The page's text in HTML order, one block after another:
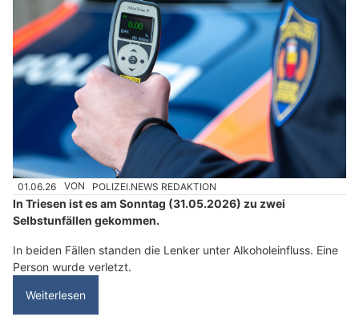
01.06.26 VON POLIZEI.NEWS REDAKTION
In Triesen ist es am Sonntag (31.05.2026) zu zwei
Selbstunfällen gekommen.
In beiden Fällen standen die Lenker unter Alkoholeinfluss. Eine
Person wurde verletzt.
Weiterlesen